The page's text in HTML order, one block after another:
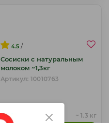
4.5 /
Сосиски с натуральным
молоком ~1,3кг
Артикул: 10010763
~ 1.3 кг